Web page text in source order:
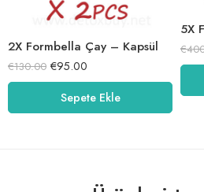
5X
€
2X Formbella Çay – Kapsül
€130.00 €95.00
Sepete Ekle